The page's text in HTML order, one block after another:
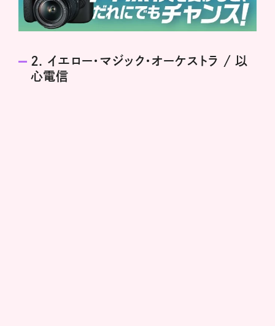
2. イエロー・マジック・オーケストラ / 以
心電信